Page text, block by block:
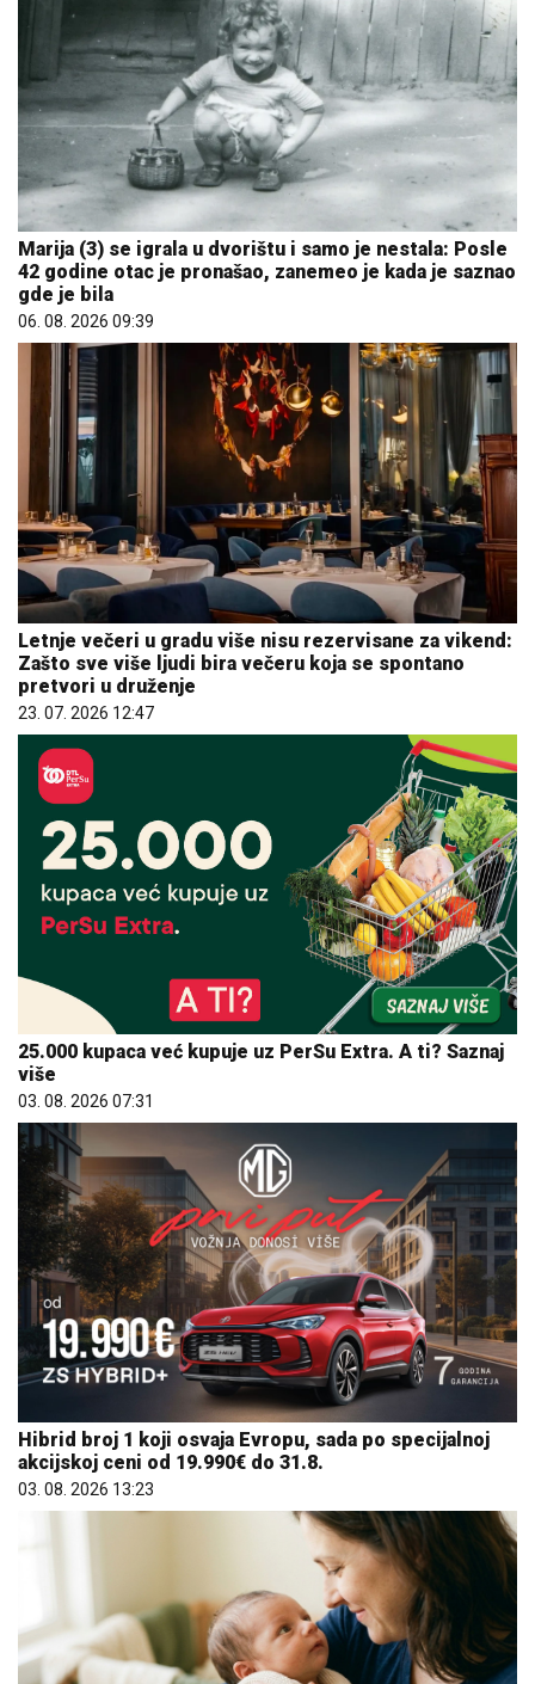
Marija (3) se igrala u dvorištu i samo je nestala: Posle
42 godine otac je pronašao, zanemeo je kada je saznao
gde je bila
06. 08. 2026 09:39
Letnje večeri u gradu više nisu rezervisane za vikend:
Zašto sve više ljudi bira večeru koja se spontano
pretvori u druženje
23. 07. 2026 12:47
25.000 kupaca već kupuje uz PerSu Extra. A ti? Saznaj
više
03. 08. 2026 07:31
Hibrid broj 1 koji osvaja Evropu, sada po specijalnoj
akcijskoj ceni od 19.990€ do 31.8.
03. 08. 2026 13:23